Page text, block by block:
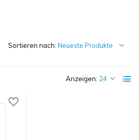
Anzeigen:
Sortieren nach: